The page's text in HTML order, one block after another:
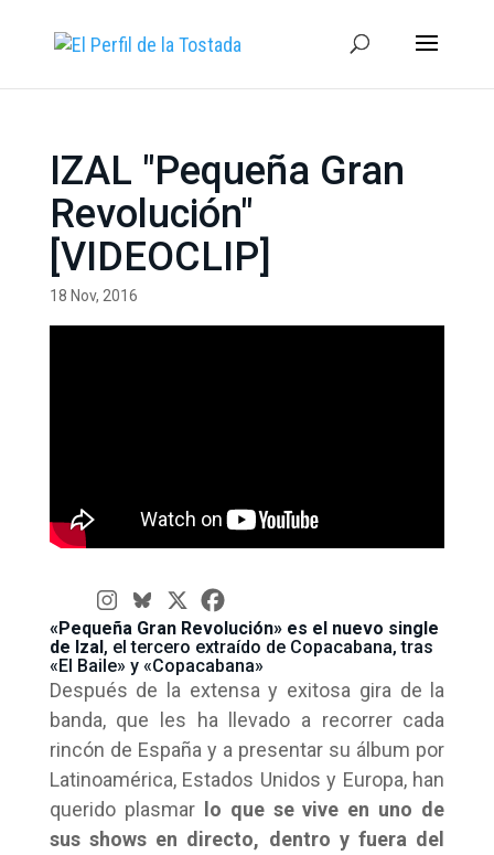
IZAL "Pequeña Gran
Revolución"
[VIDEOCLIP]
18 Nov, 2016
«Pequeña Gran Revolución» es el nuevo single
de Izal, el tercero extraído de Copacabana, tras
«El Baile» y «Copacabana»
Después de la extensa y exitosa gira de la
banda, que les ha llevado a recorrer cada
rincón de España y a presentar su álbum por
Latinoamérica, Estados Unidos y Europa, han
querido plasmarlo que se vive en uno de
sus shows en directo, dentro y fuera del